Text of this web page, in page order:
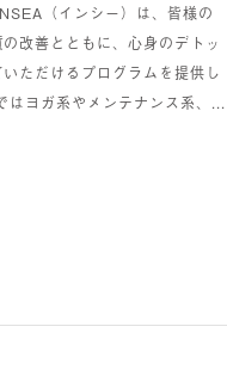
（インシー）は、皆様の
改善とともに、心身のデトッ
ただけるプログラムを提供し
はヨガ系やメンテナンス系、...